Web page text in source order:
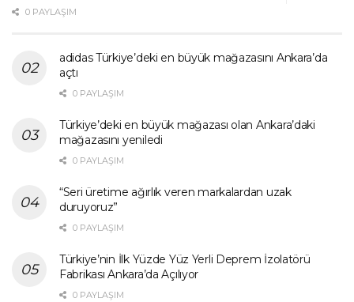
0 PAYLAŞIM
adidas Türkiye’deki en büyük mağazasını Ankara’da
açtı
0 PAYLAŞIM
Türkiye’deki en büyük mağazası olan Ankara’daki
mağazasını yeniledi
0 PAYLAŞIM
“Seri üretime ağırlık veren markalardan uzak
duruyoruz”
0 PAYLAŞIM
Türkiye’nin İlk Yüzde Yüz Yerli Deprem İzolatörü
Fabrikası Ankara’da Açılıyor
0 PAYLAŞIM